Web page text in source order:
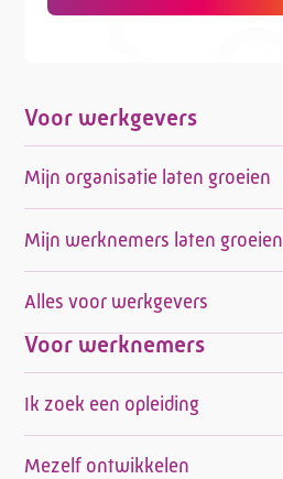
Voor werkgevers
Mijn organisatie laten groeien
Mijn werknemers laten groeien
Alles voor werkgevers
Voor werknemers
Ik zoek een opleiding
Mezelf ontwikkelen